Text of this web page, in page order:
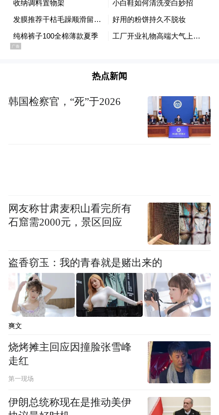
以根据自己的意愿决定房子的模样。
柯布事务所同时进行着各种各样的项目，从
家居设计到大型的城市规划方案，从住宅到
实施”标签的夭折项目。在这些项目中，只有
私人别墅是赚钱的，是事务所的经济来源。
从1905年在家乡拉夏德芳设计第一座别墅，
柯布已经完成了15个别墅设计——每个都是
让所有零售商都妒忌的位置：柯布的东西，
人人都想拥有。
在此之前，柯布完成的最重要建筑作品是
1923-1925年间设计的拉罗歇别墅，这位来自
巴塞尔的银行家有着大量的艺术品收藏，亟
需一所房子来妥善保管这些珍贵藏品。别墅
的室内设计令人印象深刻，柯布首次采用了
“多色”尝试，以凸显或削弱不同空间的体量
感，配合弧形展厅他开创性地设计了标志性
坡道，目的是为了让主人更好地欣赏挂在墙
上的艺术品。这一手法多年后将出现在弗兰
（1937）中。拉罗歇别墅项目出现了墙壁泛
热点新闻
韩国检察官，“死”于2026
网友称甘肃麦积山看完所有
石窟需2000元，景区回应
盗香窃玉：我的青春就是赌出来的
爽文
烧烤摊主回应因撞脸张雪峰
走红
第一现场
伊朗总统称现在是推动美伊